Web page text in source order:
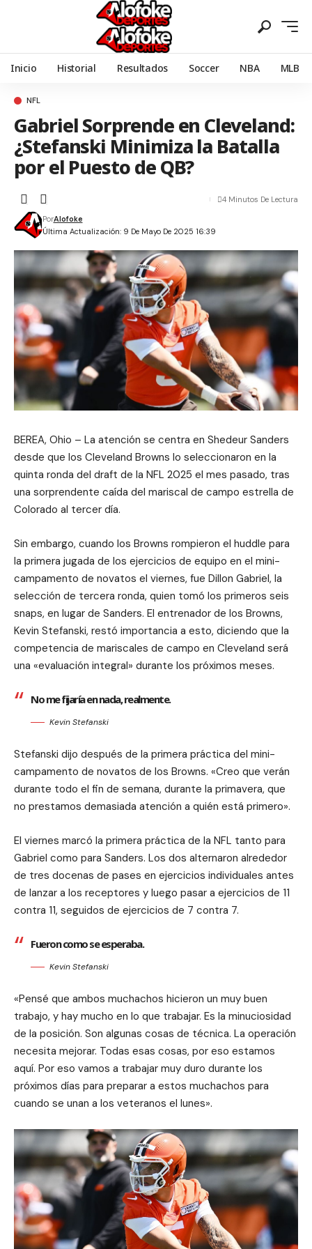
Inicio Historial Resultados Soccer NBA MLB
NFL
Gabriel Sorprende en Cleveland:
¿Stefanski Minimiza la Batalla
por el Puesto de QB?
Última Actualización: 9 De Mayo De 2025 16:39
PorAlofoke
4 Minutos De Lectura
BEREA, Ohio – La atención se centra en Shedeur Sanders
desde que los Cleveland Browns lo seleccionaron en la
quinta ronda del draft de la NFL 2025 el mes pasado, tras
una sorprendente caída del mariscal de campo estrella de
Colorado al tercer día.
Sin embargo, cuando los Browns rompieron el huddle para
la primera jugada de los ejercicios de equipo en el mini-
campamento de novatos el viernes, fue Dillon Gabriel, la
selección de tercera ronda, quien tomó los primeros seis
snaps, en lugar de Sanders. El entrenador de los Browns,
Kevin Stefanski, restó importancia a esto, diciendo que la
competencia de mariscales de campo en Cleveland será
una «evaluación integral» durante los próximos meses.
No me fijaría en nada, realmente.
Kevin Stefanski
Stefanski dijo después de la primera práctica del mini-
campamento de novatos de los Browns. «Creo que verán
durante todo el fin de semana, durante la primavera, que
no prestamos demasiada atención a quién está primero».
El viernes marcó la primera práctica de la NFL tanto para
Gabriel como para Sanders. Los dos alternaron alrededor
de tres docenas de pases en ejercicios individuales antes
de lanzar a los receptores y luego pasar a ejercicios de 11
contra 11, seguidos de ejercicios de 7 contra 7.
Fueron como se esperaba.
Kevin Stefanski
«Pensé que ambos muchachos hicieron un muy buen
trabajo, y hay mucho en lo que trabajar. Es la minuciosidad
de la posición. Son algunas cosas de técnica. La operación
necesita mejorar. Todas esas cosas, por eso estamos
aquí. Por eso vamos a trabajar muy duro durante los
próximos días para preparar a estos muchachos para
cuando se unan a los veteranos el lunes».